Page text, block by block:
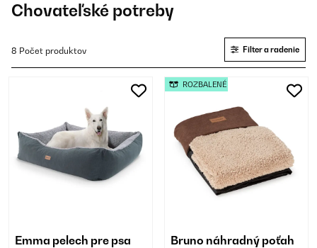
Chovateľské potreby
8 Počet produktov Filter a radenie
Emma pelech pre psa
Bruno náhradný poťah
ROZBALENÉ